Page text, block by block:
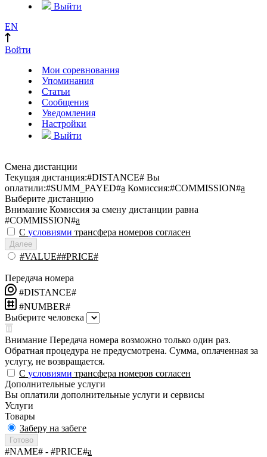
Выйти
EN
Войти
Мои соревнования
Упоминания
Статьи
Сообщения
Уведомления
Настройки
Выйти
Смена дистанции
Текущая дистанция:#DISTANCE# Вы
оплатили:#SUMM_PAYED#a Комиссия:#COMMISSION#a
Выберите дистанцию
Внимание Комиссия за смену дистанции равна
#COMMISSION#a
С условиями трансфера номеров согласен
Далее
#VALUE##PRICE#
Передача номера
#DISTANCE#
#NUMBER#
Выберите человека
Внимание Передача номера возможно только один раз.
Обратная процедура не предусмотрена. Сумма, оплаченная за
услугу, не возвращается.
С условиями трансфера номеров согласен
Дополнительные услуги
Вы оплатили дополнительные услуги и сервисы
Услуги
Товары
Заберу на забеге
Готово
#NAME# - #PRICE#a